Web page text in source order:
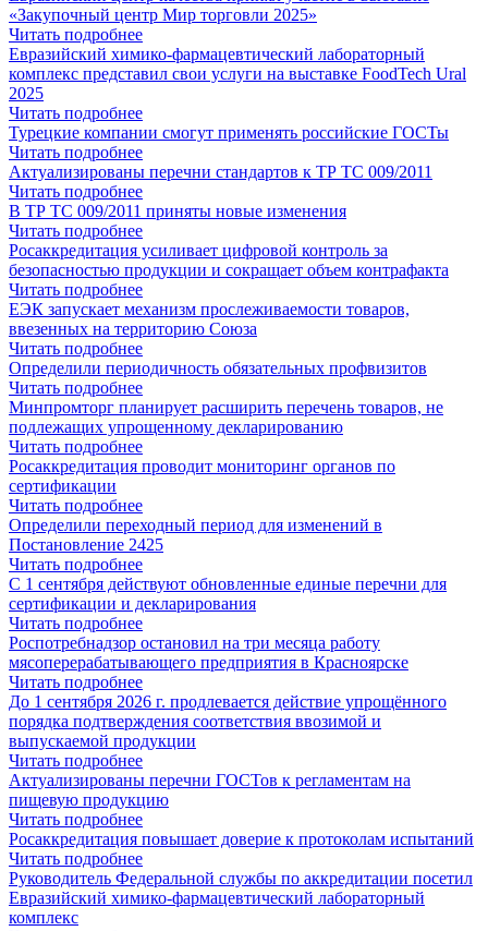
«Закупочный центр Мир торговли 2025»
Читать подробнее
Евразийский химико-фармацевтический лабораторный
комплекс представил свои услуги на выставке FoodTech Ural
2025
Читать подробнее
Турецкие компании смогут применять российские ГОСТы
Читать подробнее
Актуализированы перечни стандартов к ТР ТС 009/2011
Читать подробнее
В ТР ТС 009/2011 приняты новые изменения
Читать подробнее
Росаккредитация усиливает цифровой контроль за
безопасностью продукции и сокращает объем контрафакта
Читать подробнее
ЕЭК запускает механизм прослеживаемости товаров,
ввезенных на территорию Союза
Читать подробнее
Определили периодичность обязательных профвизитов
Читать подробнее
Минпромторг планирует расширить перечень товаров, не
подлежащих упрощенному декларированию
Читать подробнее
Росаккредитация проводит мониторинг органов по
сертификации
Читать подробнее
Определили переходный период для изменений в
Постановление 2425
Читать подробнее
С 1 сентября действуют обновленные единые перечни для
сертификации и декларирования
Читать подробнее
Роспотребнадзор остановил на три месяца работу
мясоперерабатывающего предприятия в Красноярске
Читать подробнее
До 1 сентября 2026 г. продлевается действие упрощённого
порядка подтверждения соответствия ввозимой и
выпускаемой продукции
Читать подробнее
Актуализированы перечни ГОСТов к регламентам на
пищевую продукцию
Читать подробнее
Росаккредитация повышает доверие к протоколам испытаний
Читать подробнее
Руководитель Федеральной службы по аккредитации посетил
Евразийский химико-фармацевтический лабораторный
комплекс